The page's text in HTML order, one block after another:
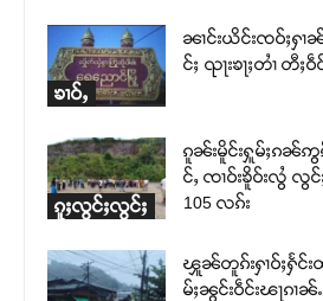
ၶၢဝ်ႇ
ၼၢင်းယိင်းၸဝ်ႈႁၢၼ်
င်ႈ ၺႃးၶႃႈတၢႆ တီႈ
ၵူႈလွင်ႈလွင်ႈ
ၵူၼ်းမိူင်းႁူမ်ႈၵၼ်
င်ႇ ၸၢဝ်းၶိူဝ်းလွႆ
105 လၵ်း
ၾူၼ်တူၵ်းႁၢဝ်ႈႁႅင်
မ်ႈၼွင်းဝဵင်းၽႃၵၢၼ်ႉ